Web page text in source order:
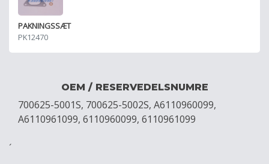
PAKNINGSSÆT
PK12470
OEM / RESERVEDELSNUMRE
700625-5001S, 700625-5002S, A6110960099,
A6110961099, 6110960099, 6110961099
´